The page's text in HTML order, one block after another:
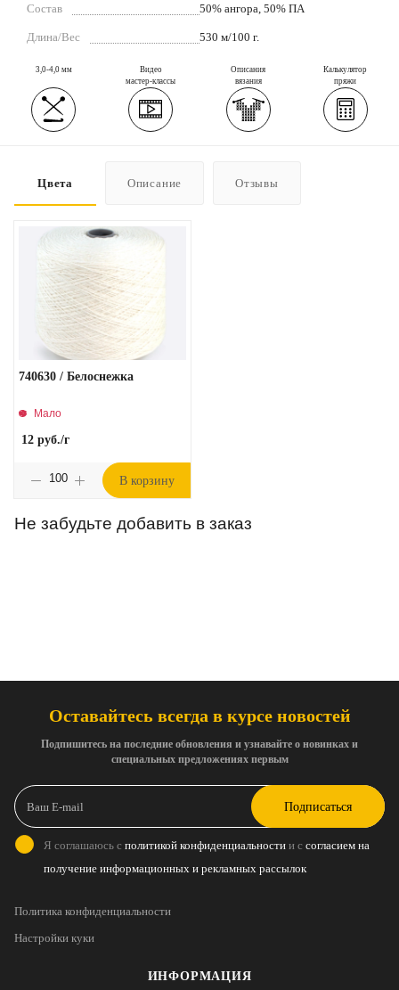
Состав 50% ангора, 50% ПА
Длина/Вес 530 м/100 г.
3,0-4,0 мм
Видео
мастер-классы
Описания
вязания
Калькулятор
пряжи
Цвета Описание Отзывы
740630 / Белоснежка
Мало
12 руб./г
В корзину
Не забудьте добавить в заказ
ИНФОРМАЦИЯ
Оставайтесь всегда в курсе новостей
Подпишитесь на последние обновления и узнавайте о новинках и
специальных предложениях первым
Подписаться
Я соглашаюсь с политикой конфиденциальности и с согласием на
получение информационных и рекламных рассылок
Политика конфиденциальности
Настройки куки